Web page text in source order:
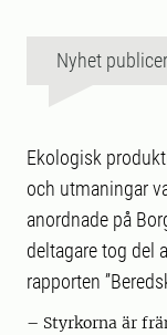
Nyhet
Ekologisk
och utmaningar
anordnade på
deltagare tog del
rapporten
– Styrkorna är